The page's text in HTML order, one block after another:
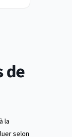
de
la
selon